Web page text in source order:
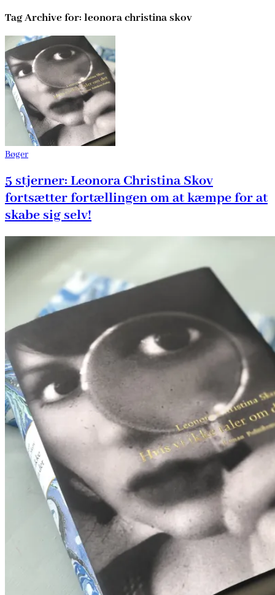
Tag Archive for: leonora christina skov
Bøger
5 stjerner: Leonora Christina Skov
fortsætter fortællingen om at kæmpe for at
skabe sig selv!